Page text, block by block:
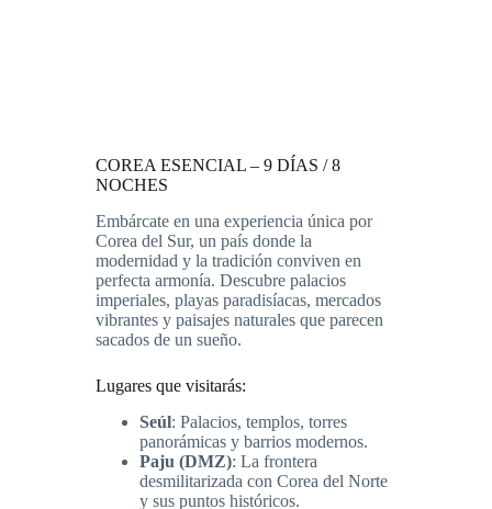
COREA ESENCIAL – 9 DÍAS / 8
NOCHES
Embárcate en una experiencia única por
Corea del Sur, un país donde la
modernidad y la tradición conviven en
perfecta armonía. Descubre palacios
imperiales, playas paradisíacas, mercados
vibrantes y paisajes naturales que parecen
sacados de un sueño.
Lugares que visitarás:
Seúl: Palacios, templos, torres
panorámicas y barrios modernos.
Paju (DMZ): La frontera
desmilitarizada con Corea del Norte
y sus puntos históricos.